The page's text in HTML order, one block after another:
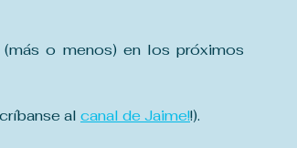
o menos) en los próximos
al canal de Jaime!!).